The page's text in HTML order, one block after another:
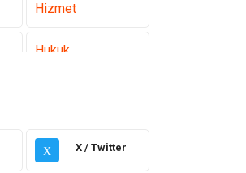
Hizmet
Hukuk
X X / Twitter